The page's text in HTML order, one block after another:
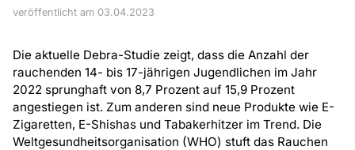
veröffentlicht am 03.04.2023
Die aktuelle Debra-Studie zeigt, dass die Anzahl der
rauchenden 14- bis 17-jährigen Jugendlichen im Jahr
2022 sprunghaft von 8,7 Prozent auf 15,9 Prozent
angestiegen ist. Zum anderen sind neue Produkte wie E-
Zigaretten, E-Shishas und Tabakerhitzer im Trend. Die
Weltgesundheitsorganisation (WHO) stuft das Rauchen